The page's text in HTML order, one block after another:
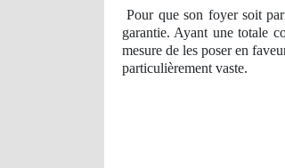
Pour que son foyer soit
garantie. Ayant une totale
mesure de les poser en
particulièrement vaste.